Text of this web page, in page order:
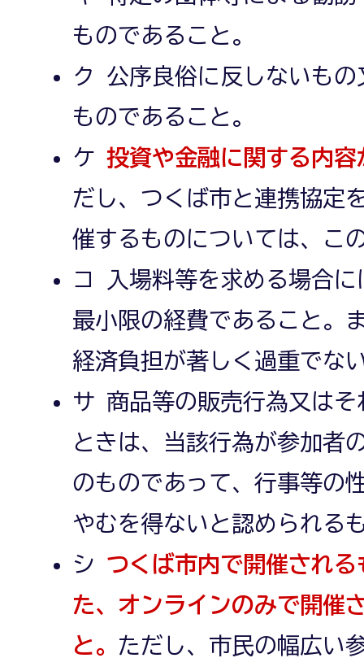
ものであること。
ク 公序良俗に反しないも
ものであること。
ケ投資や金融に関する内
だし、つくば市と連携協定
催するものについては、こ
コ 入場料等を求める場合
最小限の経費であること。
経済負担が著しく過重でな
サ 商品等の販売行為又は
ときは、当該行為が参加者
のものであって、行事等の
やむを得ないと認められる
シ つくば市内で開催され
た、オンラインのみで開催
と。 ただし、市民の幅広い